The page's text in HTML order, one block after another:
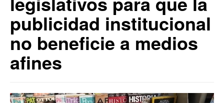
publicidad institucional
no beneficie a medios
afines